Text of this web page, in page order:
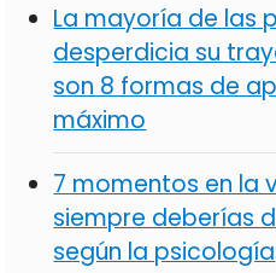
La mayoría de las
desperdicia su
son 8 formas de
máximo
7 momentos en la
siempre deberías
según la psicología